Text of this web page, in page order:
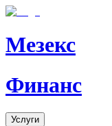
Мезекс
Финанс
Услуги